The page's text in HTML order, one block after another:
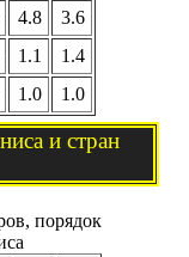
4.8
3.6
1.1
1.4
1.0 1.0
и стран
порядок